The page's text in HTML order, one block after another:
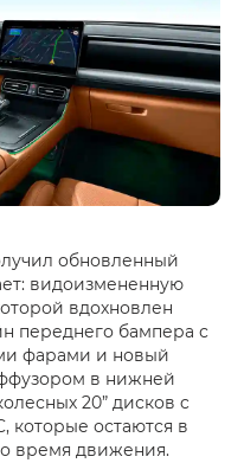
обновленный
видоизмененную
вдохновлен
переднего бампера с
фарами и новый
в нижней
20” дисков c
которые остаются в
время движения.